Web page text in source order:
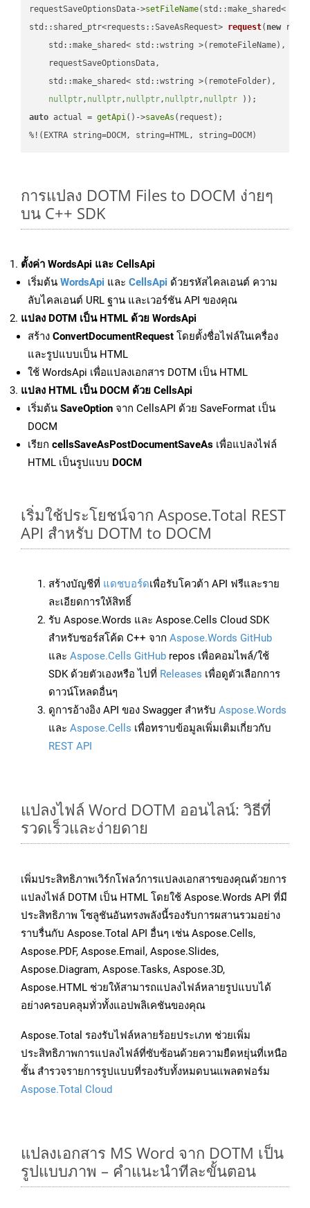
requestSaveOptionsData->setFileName(std::make_shared<
std::shared_ptr<requests::SaveAsRequest> request( new
    std::make_shared< std::wstring >(remoteFileName),
    requestSaveOptionsData,
    std::make_shared< std::wstring >(remoteFolder),
nullptr, nullptr, nullptr, nullptr, nullptr ))
auto actual = getApi()->saveAs (request);
%!(EXTRA string=DOCM, string=HTML, string=DOCM)
การแปลง DOTM Files to DOCM ง่ายๆ
บน C++ SDK
ตั้งค่า WordsApi และ CellsApi
เริ่มต้น WordsApi และ CellsApi ด้วยรหัสไคลเอนต์ ความ
ลับไคลเอนต์ URL ฐาน และเวอร์ชัน API ของคุณ
แปลง DOTM เป็น HTML ด้วย WordsApi
สร้าง ConvertDocumentRequest โดยตั้งชื่อไฟล์ในเครื่อง
และรูปแบบเป็น HTML
ใช้ WordsApi เพื่อแปลงเอกสาร DOTM เป็น HTML
แปลง HTML เป็น DOCM ด้วย CellsApi
เริ่มต้น SaveOption จาก CellsAPI ด้วย SaveFormat เป็น
DOCM
เรียก cellsSaveAsPostDocumentSaveAs เพื่อแปลงไฟล์
HTML เป็นรูปแบบ DOCM
เริ่มใช้ประโยชน์จาก Aspose.Total REST
API สำหรับ DOTM to DOCM
สร้างบัญชีที่ แดชบอร์ดเพื่อรับโควต้า API ฟรีและราย
ละเอียดการให้สิทธิ์
รับ Aspose.Words และ Aspose.Cells Cloud SDK
สำหรับซอร์สโค้ด C++ จาก Aspose.Words GitHub
และ Aspose.Cells GitHub repos เพื่อคอมไพล์/ใช้
SDK ด้วยตัวเองหรือ ไปที่ Releases เพื่อดูตัวเลือกการ
ดาวน์โหลดอื่นๆ
ดูการอ้างอิง API ของ Swagger สำหรับ Aspose.Words
และ Aspose.Cells เพื่อทราบข้อมูลเพิ่มเติมเกี่ยวกับ
REST API
แปลงไฟล์ Word DOTM ออนไลน์: วิธีที่
รวดเร็วและง่ายดาย
เพิ่มประสิทธิภาพเวิร์กโฟลว์การแปลงเอกสารของคุณด้วยการ
แปลงไฟล์ DOTM เป็น HTML โดยใช้ Aspose.Words API ที่มี
ประสิทธิภาพ โซลูชันอันทรงพลังนี้รองรับการผสานรวมอย่าง
ราบรื่นกับ Aspose.Total API อื่นๆ เช่น Aspose.Cells,
Aspose.PDF, Aspose.Email, Aspose.Slides,
Aspose.Diagram, Aspose.Tasks, Aspose.3D,
Aspose.HTML ช่วยให้สามารถแปลงไฟล์หลายรูปแบบได้
อย่างครอบคลุมทั่วทั้งแอปพลิเคชันของคุณ
Aspose.Total รองรับไฟล์หลายร้อยประเภท ช่วยเพิ่ม
ประสิทธิภาพการแปลงไฟล์ที่ซับซ้อนด้วยความยืดหยุ่นที่เหนือ
ชั้น สำรวจรายการรูปแบบที่รองรับทั้งหมดบนแพลตฟอร์ม
Aspose.Total Cloud
แปลงเอกสาร MS Word จาก DOTM เป็น
รูปแบบภาพ – คำแนะนำทีละขั้นตอน